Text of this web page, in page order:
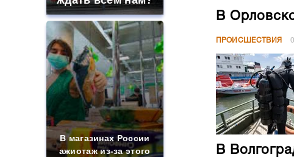
В магазинах России
ажиотаж из-за этого
В
ПРОИСШЕСТВИЯ
В